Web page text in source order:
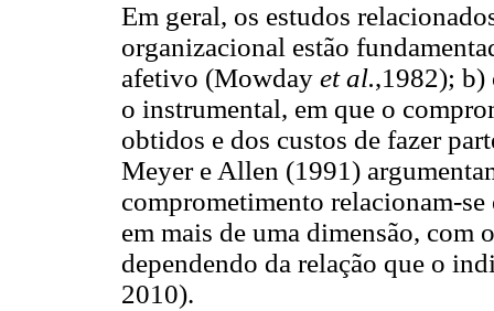
Em geral, os estudos
organizacional estão
afetivo (Mowday et al.,1982); b)
o instrumental, em que o
obtidos e dos custos de fazer
Meyer e Allen (1991)
comprometimento relacionam-
em mais de uma dimensão, com
dependendo da relação que o
2010).